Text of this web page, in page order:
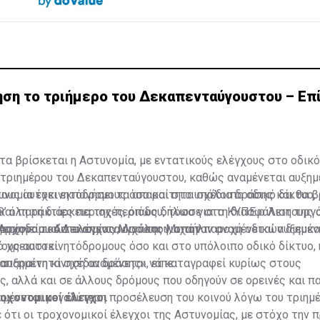
το τριήμερο του Δεκαπενταύγουστου –
βρίσκεται η Αστυνομία, με εντατικούς ελέγχους στο οδικό
του Δεκαπενταύγουστου, καθώς αναμένεται
αυτοκινητόδρομους όσο και στο υπόλοιπο οδικό δίκτυο,
και παράκτιες περιοχές, όπως δήλωσε στο ΚΥΠΕ ο
Αστυνομίας Μιχάλης Μιχαήλ.
έχει εκπονήσει τα απαραίτητα σχέδια δράσης και θα
όλη τη διάρκεια της περιόδου, τόσο για τη διασφάλιση της
ελέγχων, όσο και για την παροχή οδικών
χρειαστεί.
του Δεκαπενταυγούστου, οπόταν αναμένεται
αυτοκινητόδρομους όσο και στο υπόλοιπο οδικό δίκτυο,
σχέδια δράσης», είπε.
κίνηση αναμένεται να καταγραφεί κυρίως στους
αλλά και σε άλλους δρόμους που οδηγούν σε ορεινές και
μεγαλύτερη προσέλευση του κοινού λόγω του
έλεγχοι
οι τροχονομικοί έλεγχοι της Αστυνομίας, με στόχο την